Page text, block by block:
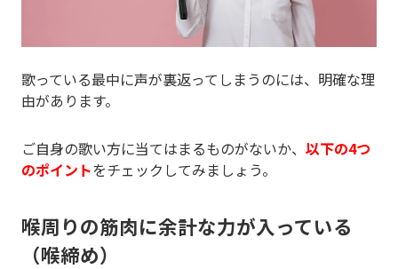
歌っている最中に声が裏返ってしまうのには、明確な理
由があります。
ご自身の歌い方に当てはまるものがないか、 以下の4つ
のポイントをチェックしてみましょう。
喉周りの筋肉に余計な力が入っている
（喉締め）